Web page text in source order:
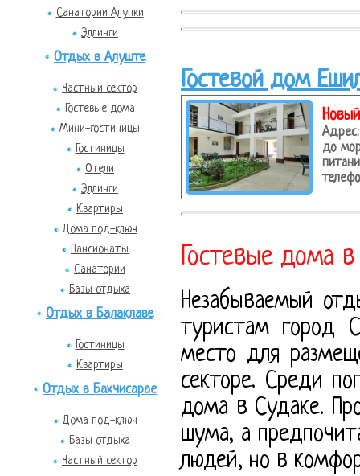
Санатории Алупки
Эллинги
Отдых в Алуште
Частный сектор
Гостевые дома
Мини-гостиницы
Гостиницы
Отели
Эллинги
Квартиры
Дома под-ключ
Пансионаты
Санатории
Базы отдыха
Отдых в Балаклаве
Гостиницы
Квартиры
Отдых в Бахчисарае
Дома под-ключ
Базы отдыха
Частный сектор
Гостевой дом
Адрес:
до
Гостевые дома
Незабываемый
туристам город
место для
секторе. Среди
дома в Судаке.
шума, а
людей, но в